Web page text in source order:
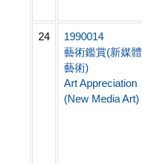
24
1990014
藝術鑑賞(新媒體
藝術)
Art Appreciation
(New Media Art)